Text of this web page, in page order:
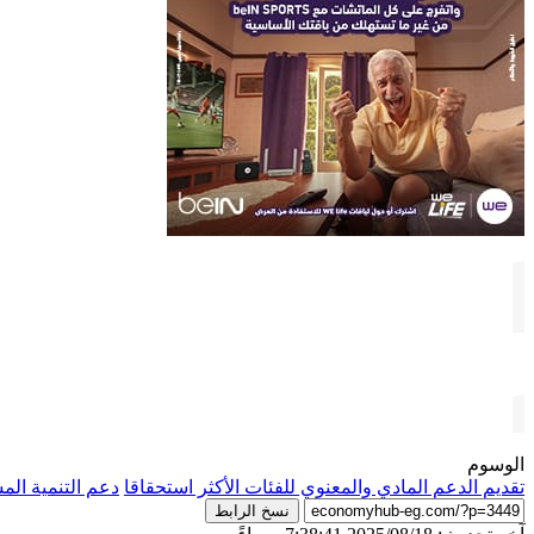
الوسوم
تقديم الدعم المادي والمعنوي للفئات الأكثر استحقاقا دعم التنمية
نسخ الرابط